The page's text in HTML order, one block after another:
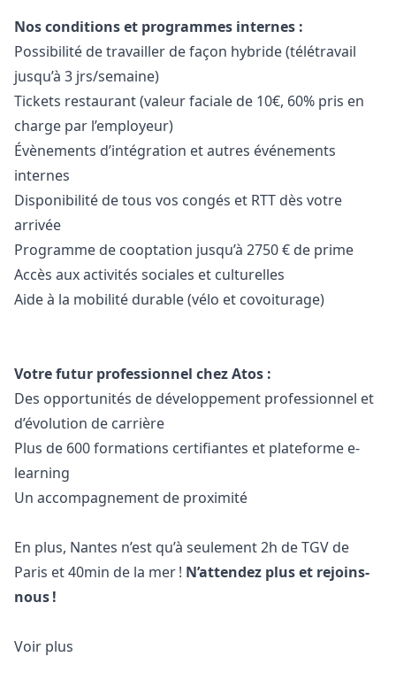
Nos conditions et programmes internes :
Possibilité de travailler de façon hybride (télétravail
jusqu’à 3 jrs/semaine)
Tickets restaurant (valeur faciale de 10€, 60% pris en
charge par l’employeur)
Évènements d’intégration et autres événements
internes
Disponibilité de tous vos congés et RTT dès votre
arrivée
Programme de cooptation jusqu’à 2750 € de prime
Accès aux activités sociales et culturelles
Aide à la mobilité durable (vélo et covoiturage)
Votre futur professionnel chez Atos :
Des opportunités de développement professionnel et
d’évolution de carrière
Plus de 600 formations certifiantes et plateforme e-
learning
Un accompagnement de proximité
En plus, Nantes n’est qu’à seulement 2h de TGV de
Paris et 40min de la mer ! N’attendez plus et rejoins-
nous !
Voir plus